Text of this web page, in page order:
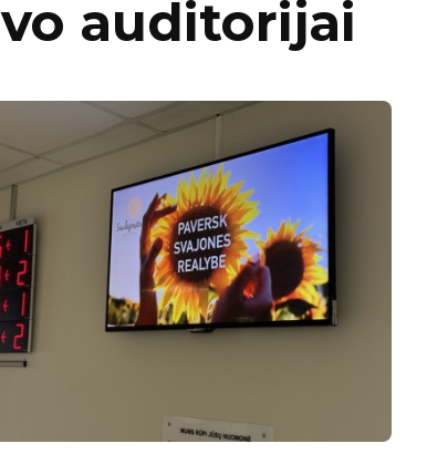
auditorijai